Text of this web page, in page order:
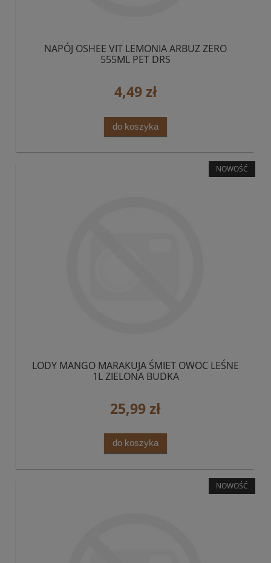
NAPÓJ OSHEE VIT LEMONIA ARBUZ ZERO
555ML PET DRS
4,49 zł
do koszyka
LODY MANGO MARAKUJA ŚMIET OWOC LEŚNE
1L ZIELONA BUDKA
25,99 zł
do koszyka
NOWOŚĆ
NOWOŚĆ